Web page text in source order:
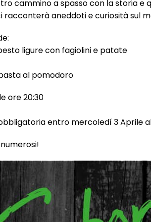
cammino a spasso con la storia
racconterà aneddoti e curiosità sul
ligure con fagiolini e patate
al pomodoro
ore 20:30
entro mercoledí 3 Aprile